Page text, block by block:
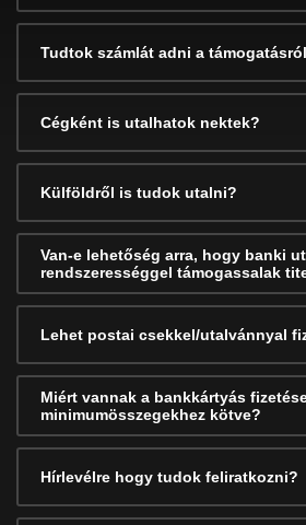
Tudtok számlát adni a
Cégként is utalhatok nektek?
Külföldről is tudok utalni?
Van-e lehetőség arra, hogy banki
rendszerességgel támogassalak
Lehet postai csekkel/utalvánnyal
Miért vannak a bankkártyás
minimumösszegekhez kötve?
Hírlevélre hogy tudok feliratkozni?